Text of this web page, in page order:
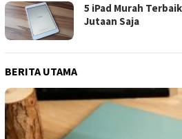
5 iPad Murah
Jutaan Saja
BERITA UTAMA